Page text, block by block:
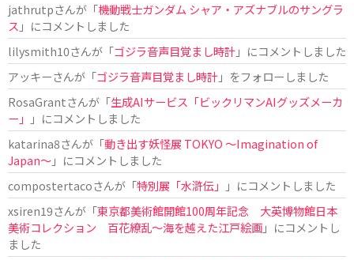
jathrutpさんが「機動戦士ガンダム シャア・アズナブルのサングラ
ス 」にコメントしました
lilysmith10さんが「ゴジラ音声目覚まし時計」にコメントしました
アッキーさんが「ゴジラ音声目覚まし時計」をフォローしました
RosaGrantさんが「生成AIサービス「ビックリマンAIグッズメーカ
ー」
」にコメントしました
katarina8さんが「動き出す妖怪展 TOKYO 〜Imagination of
Japan〜」にコメントしました
compostertacoさんが「特別展「水滸伝」
」にコメントしました
xsiren19さんが「東京都美術館開館100周年記念 大英博物館日本
美術コレクション 百花繚乱～海を越えた江戸絵画」にコメントし
ました